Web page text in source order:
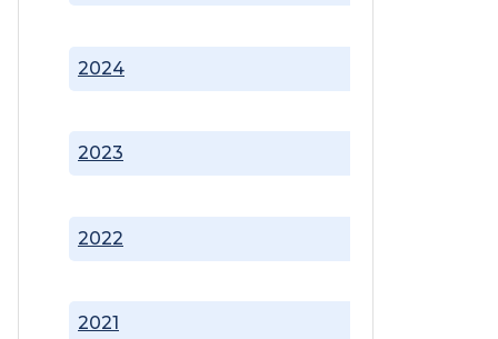
2021
2022
2023
2024